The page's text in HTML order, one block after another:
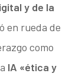
y de la
en rueda de
como
IA «ética y